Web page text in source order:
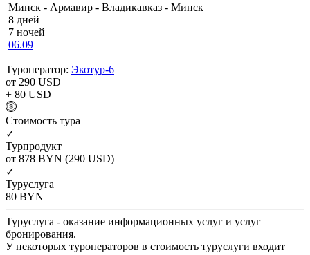
Минск - Армавир - Владикавказ - Минск
8 дней
7 ночей
06.09
Туроператор: Экотур-6
от 290 USD
+ 80 USD
Cтоимость тура
✓
Турпродукт
от 878 BYN (290 USD)
✓
Туруслуга
80 BYN
Туруслуга - оказание информационных услуг и услуг
бронирования.
У некоторых туроператоров в стоимость туруслуги входит